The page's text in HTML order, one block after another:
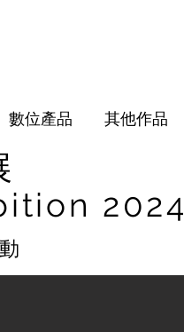
數位產品 其他作品
2024